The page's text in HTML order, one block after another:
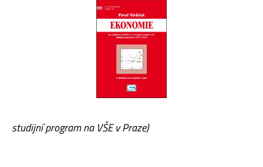
studijní program na VŠE v Praze)